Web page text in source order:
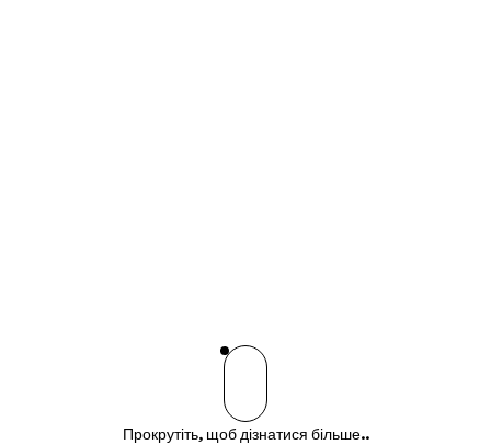
Прокрутіть, щоб дізнатися більше..